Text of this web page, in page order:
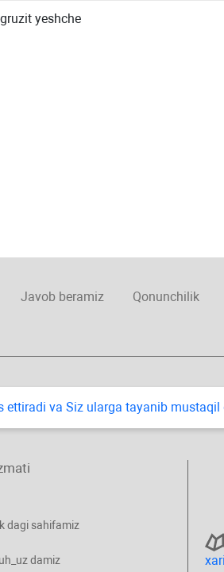
yeshche
Javob beramiz Qonunchilik
va Siz ularga tayanib
dagi sahifamiz
damiz